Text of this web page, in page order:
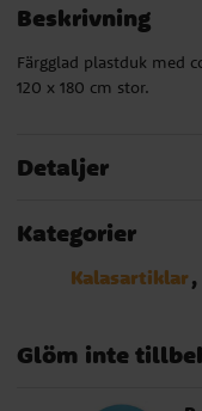
Beskrivning
Färgglad plastduk med
120 x 180 cm stor.
Detaljer
Kategorier
Kalasartiklar
Glöm inte